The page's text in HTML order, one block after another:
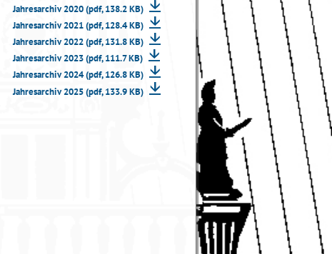
Jahresarchiv 2020 (pdf, 138.2 KB)
Jahresarchiv 2021 (pdf, 128.4 KB)
Jahresarchiv 2022 (pdf, 131.8 KB)
Jahresarchiv 2023 (pdf, 111.7 KB)
Jahresarchiv 2024 (pdf, 126.8 KB)
Jahresarchiv 2025 (pdf, 133.9 KB)